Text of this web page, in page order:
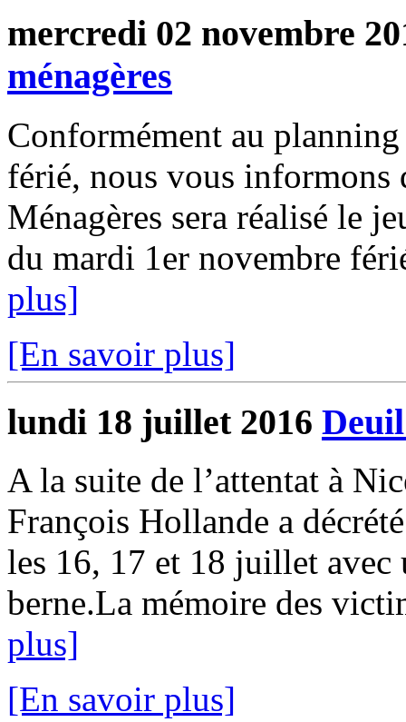
mercredi 02 novembre
ménagères
Conformément au
férié, nous vous informons
Ménagères sera réalisé le
du mardi 1er novembre
plus]
[En savoir plus]
lundi 18 juillet 2016
A la suite de l’attentat à
François Hollande a
les 16, 17 et 18 juillet avec
berne.La mémoire des
plus]
[En savoir plus]